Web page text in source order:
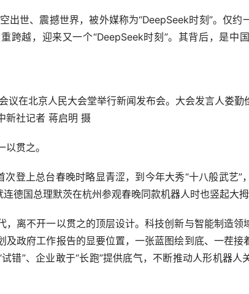
世、震撼世界，被外媒称为“DeepSeek时刻”。仅约
跨越，迎来又一个“DeepSeek时刻”。其背后，是中
议在北京人民大会堂举行新闻发布会。大会发言人娄勤
社记者 蒋启明 摄
贯之。
登上总台春晚时略显青涩，到今年大秀“十八般武艺”
德国总理默茨在杭州参观春晚同款机器人时也竖起大拇
离不开一以贯之的顶层设计。科技创新与智能制造领
及政府工作报告的显要位置，一张蓝图绘到底、一茬接
错”、企业敢于“长跑”提供底气，不断推动人形机器人